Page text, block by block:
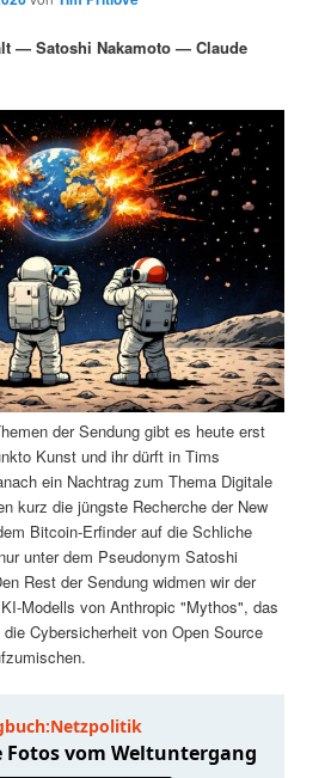
— Satoshi Nakamoto — Claude
der Sendung gibt es heute erst
Kunst und ihr dürft in Tims
ein Nachtrag zum Thema Digitale
kurz die jüngste Recherche der New
Bitcoin-Erfinder auf die Schliche
unter dem Pseudonym Satoshi
Rest der Sendung widmen wir der
Modells von Anthropic "Mythos", das
Cybersicherheit von Open Source